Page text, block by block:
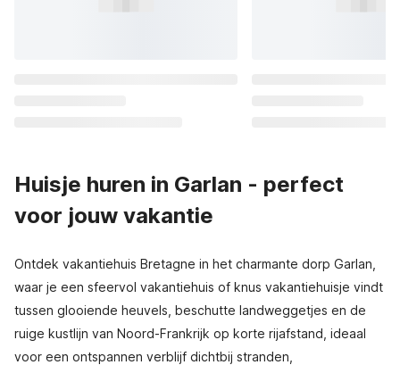
Huisje huren in Garlan - perfect
voor jouw vakantie
Ontdek vakantiehuis Bretagne in het charmante dorp Garlan,
waar je een sfeervol vakantiehuis of knus vakantiehuisje vindt
tussen glooiende heuvels, beschutte landweggetjes en de
ruige kustlijn van Noord-Frankrijk op korte rijafstand, ideaal
voor een ontspannen verblijf dichtbij stranden,